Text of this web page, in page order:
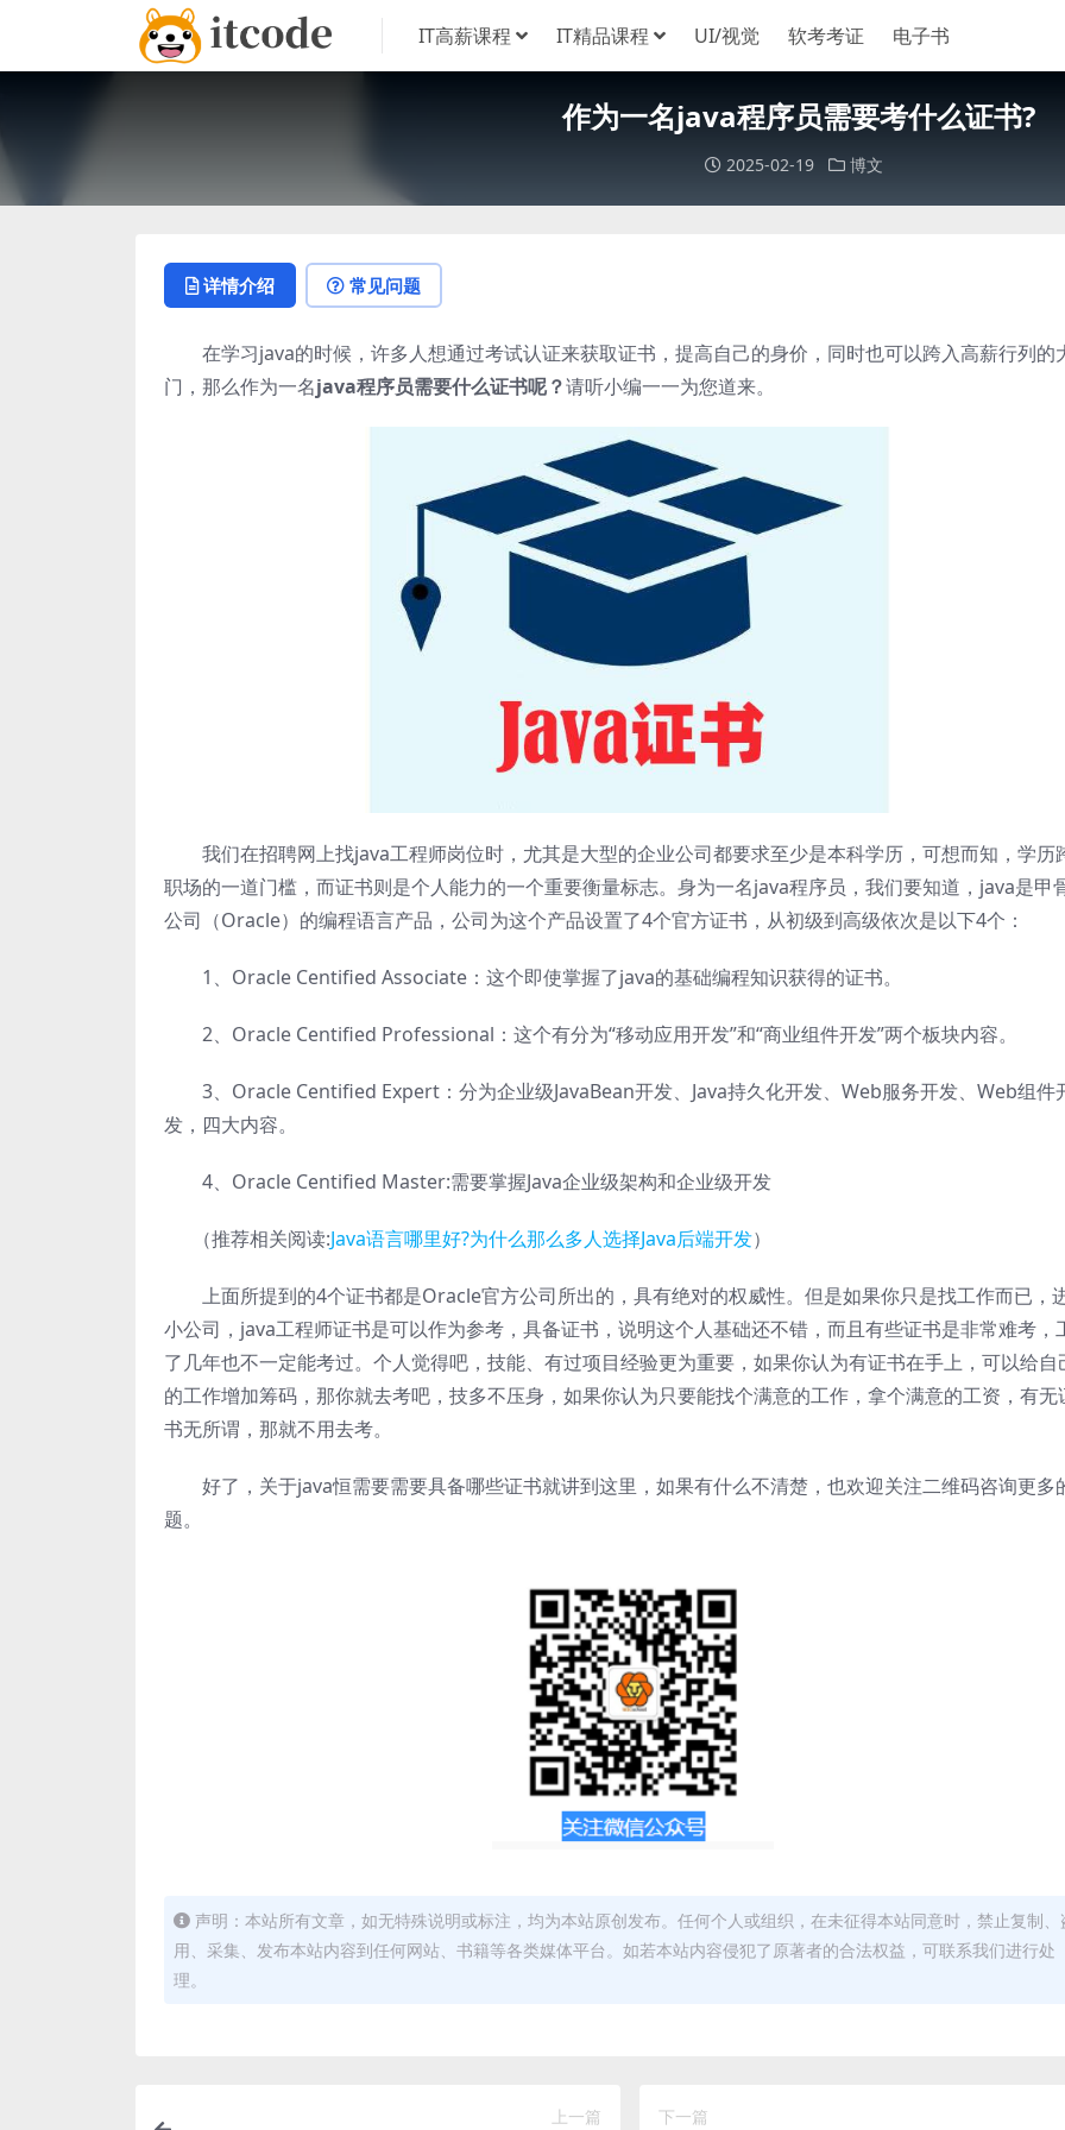
IT高薪课程 IT精品课程 UI/视觉 软考考证 电子书
作为一名java程序员需要考什么证书?
2025-02-19 博文
详情介绍 常见问题
在学习java的时候，许多人想通过考试认证来获取证书，提高自己的身价，同时也可以跨入高薪行列的
门，那么作为一名java程序员需要什么证书呢？请听小编一一为您道来。
我们在招聘网上找java工程师岗位时，尤其是大型的企业公司都要求至少是本科学历，可想而知，学历
职场的一道门槛，而证书则是个人能力的一个重要衡量标志。身为一名java程序员，我们要知道，java是甲
公司（Oracle）的编程语言产品，公司为这个产品设置了4个官方证书，从初级到高级依次是以下4个：
1、Oracle Centified Associate：这个即使掌握了java的基础编程知识获得的证书。
2、Oracle Centified Professional：这个有分为“移动应用开发”和“商业组件开发”两个板块内容。
3、Oracle Centified Expert：分为企业级JavaBean开发、Java持久化开发、Web服务开发、Web组件
发，四大内容。
4、Oracle Centified Master:需要掌握Java企业级架构和企业级开发
（推荐相关阅读:Java语言哪里好?为什么那么多人选择Java后端开发）
上面所提到的4个证书都是Oracle官方公司所出的，具有绝对的权威性。但是如果你只是找工作而已，
小公司，java工程师证书是可以作为参考，具备证书，说明这个人基础还不错，而且有些证书是非常难考，
了几年也不一定能考过。个人觉得吧，技能、有过项目经验更为重要，如果你认为有证书在手上，可以给自
的工作增加筹码，那你就去考吧，技多不压身，如果你认为只要能找个满意的工作，拿个满意的工资，有无
书无所谓，那就不用去考。
好了，关于java恒需要需要具备哪些证书就讲到这里，如果有什么不清楚，也欢迎关注二维码咨询更多
题。
声明：本站所有文章，如无特殊说明或标注，均为本站原创发布。任何个人或组织，在未征得本站同意时，禁止复制、
用、采集、发布本站内容到任何网站、书籍等各类媒体平台。如若本站内容侵犯了原著者的合法权益，可联系我们进行处
理。
上一篇 下一篇